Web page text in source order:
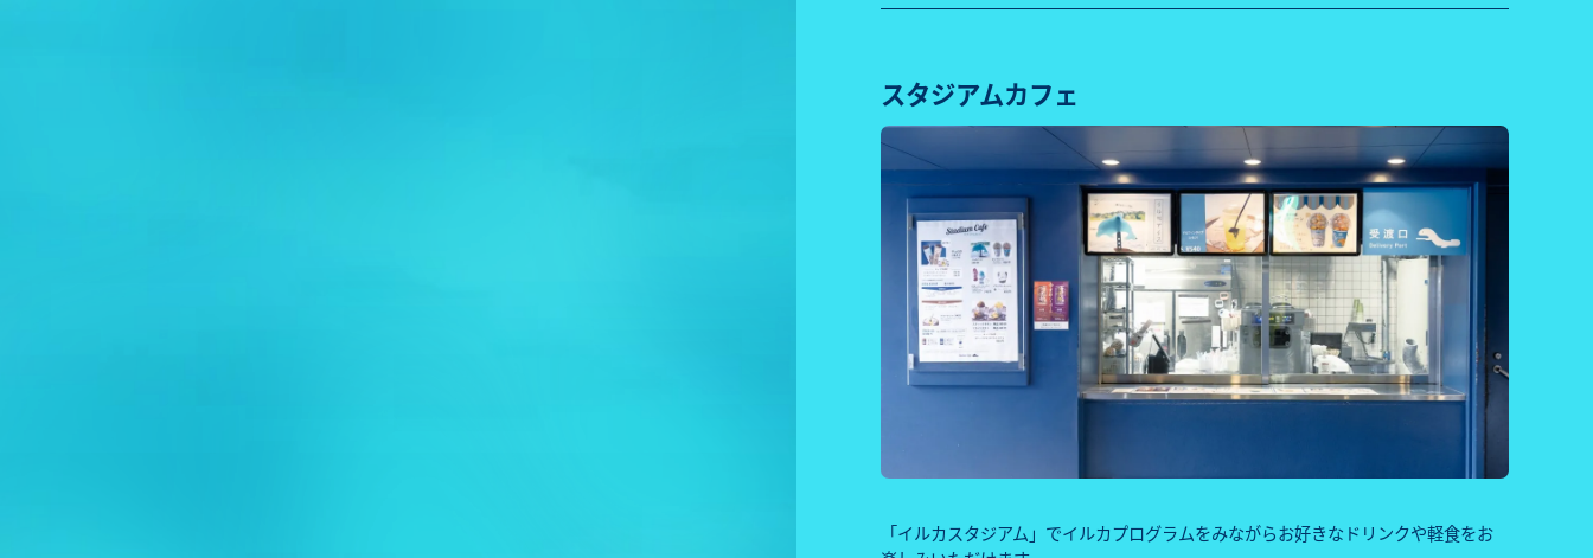
スタジアムカフェ
「イルカスタジアム」でイルカプログラムをみながらお好きなドリンクや軽食をお